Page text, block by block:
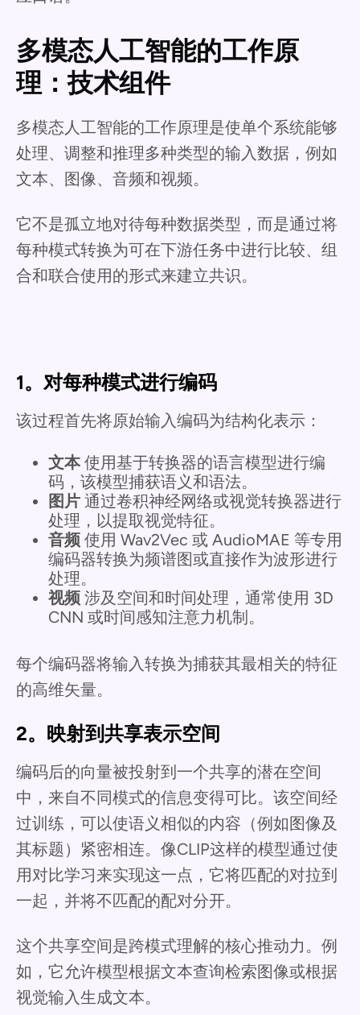
多模态人工智能的工作原
理：技术组件
多模态人工智能的工作原理是使单个系统能够
处理、调整和推理多种类型的输入数据，例如
文本、图像、音频和视频。
它不是孤立地对待每种数据类型，而是通过将
每种模式转换为可在下游任务中进行比较、组
合和联合使用的形式来建立共识。
1。对每种模式进行编码
该过程首先将原始输入编码为结构化表示：
文本使用基于转换器的语言模型进行编
码，该模型捕获语义和语法。
图片 通过卷积神经网络或视觉转换器进行
处理，以提取视觉特征。
音频 使用 Wav2Vec 或 AudioMAE 等专用
编码器转换为频谱图或直接作为波形进行
处理。
视频 涉及空间和时间处理，通常使用 3D
CNN 或时间感知注意力机制。
每个编码器将输入转换为捕获其最相关的特征
的高维矢量。
2。映射到共享表示空间
编码后的向量被投射到一个共享的潜在空间
中，来自不同模式的信息变得可比。该空间经
过训练，可以使语义相似的内容（例如图像及
其标题）紧密相连。像CLIP这样的模型通过使
用对比学习来实现这一点，它将匹配的对拉到
一起，并将不匹配的配对分开。
这个共享空间是跨模式理解的核心推动力。例
如，它允许模型根据文本查询检索图像或根据
视觉输入生成文本。